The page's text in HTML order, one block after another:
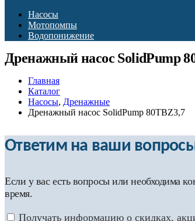
Насосы
Мотопомпы
Водопонижение
Дренажный насос SolidPump
Главная
Каталог
Насосы, Дренажные
Дренажный насос SolidPump 80TBZ3,7
Ответим на ваши
Если у вас есть вопросы или необходима
время.
Получать информацию о скидках,